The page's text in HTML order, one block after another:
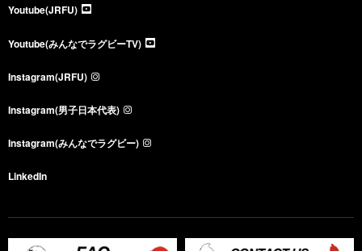
Youtube(JRFU)
Youtube(みんなでラグビーTV)
Instagram(JRFU)
Instagram(男子日本代表)
Instagram(みんなでラグビー)
LinkedIn